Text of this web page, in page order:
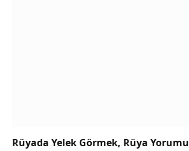
Rüyada Yelek Görmek, Rüya Yorumu